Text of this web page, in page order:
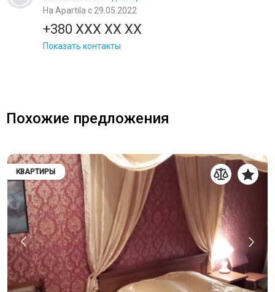
На Apartila с 29.05.2022
+380 XXX XX XX
Показать контакты
Похожие предложения
КВАРТИРЫ